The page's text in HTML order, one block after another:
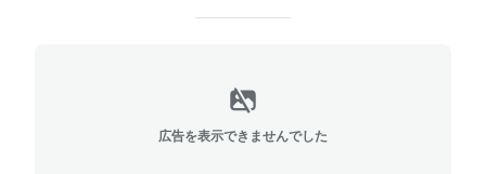
広告を表示できませんでした